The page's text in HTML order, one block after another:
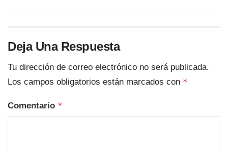
Deja Una Respuesta
Tu dirección de correo electrónico no será publicada.
Los campos obligatorios están marcados con *
Comentario *